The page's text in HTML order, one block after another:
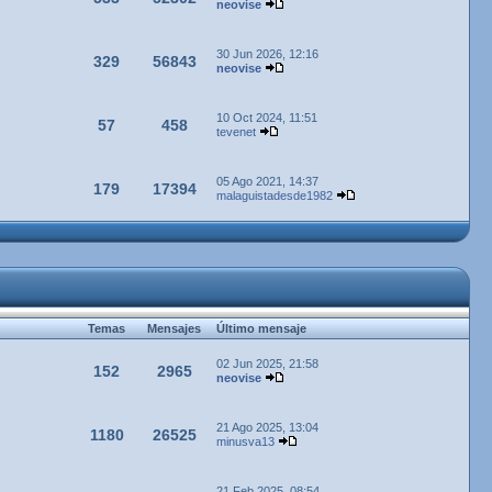
neovise
329 56843
30 Jun 2026, 12:16
neovise
57 458
10 Oct 2024, 11:51
tevenet
179 17394
05 Ago 2021, 14:37
malaguistadesde1982
TemasMensajesÚltimo mensaje
152 2965
02 Jun 2025, 21:58
neovise
1180 26525
21 Ago 2025, 13:04
minusva13